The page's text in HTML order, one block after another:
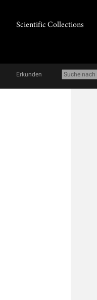
Scientific Collections
Erkunden